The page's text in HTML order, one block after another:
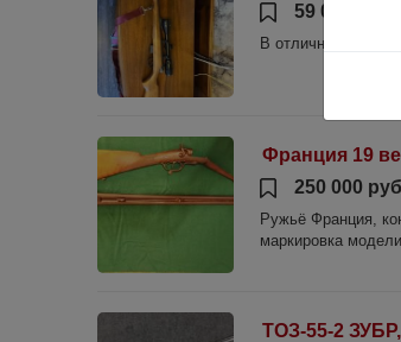
59 000 руб.
В отличном
Франция 19
250 000
Ружьё Франция,
маркировка
ТОЗ-55-2